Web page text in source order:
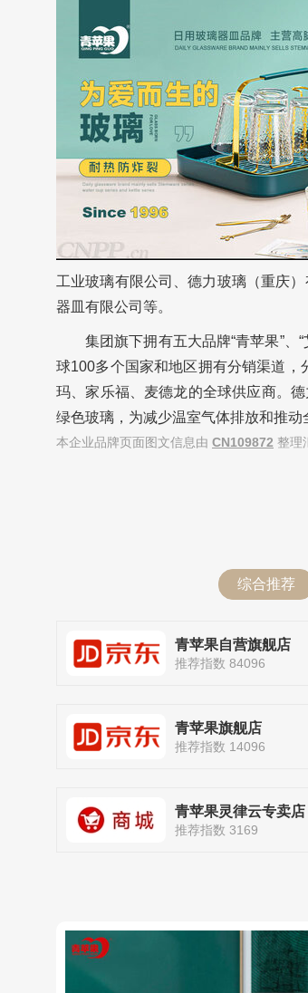
工业玻璃有限公司、德力玻璃（重庆
器皿有限公司等。
集团旗下拥有五大品牌“青苹果”、
球100多个国家和地区拥有分销渠道
玛、家乐福、麦德龙的全球供应商。
绿色玻璃，为减少温室气体排放和推动
本企业品牌页面图文信息由 CN109872 整理
综合推荐
青苹果自营旗舰店
推荐指数 84096
青苹果旗舰店
推荐指数 14096
青苹果灵律云专卖店
推荐指数 3169